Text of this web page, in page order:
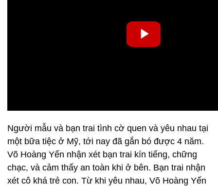
Người mẫu và bạn trai tình cờ quen và yêu nhau tại
một bữa tiệc ở Mỹ, tới nay đã gắn bó được 4 năm.
Võ Hoàng Yến nhận xét bạn trai kín tiếng, chững
chạc, và cảm thấy an toàn khi ở bên. Bạn trai nhận
xét cô khá trẻ con. Từ khi yêu nhau, Võ Hoàng Yến